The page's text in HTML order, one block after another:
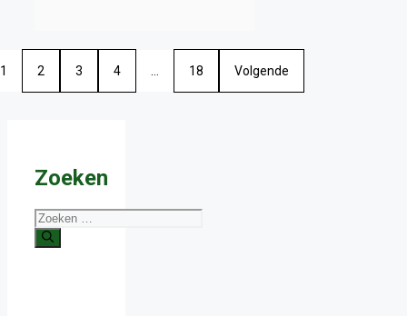
1 2 3 4 18 Volgende
Zoeken
Zoek
naar: